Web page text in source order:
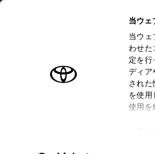
当ウェ
当ウェ
わせた
定を
ディ
され
を使
使用を
オーナーサポート
トヨタ認定中古車
トヨタ認定中古